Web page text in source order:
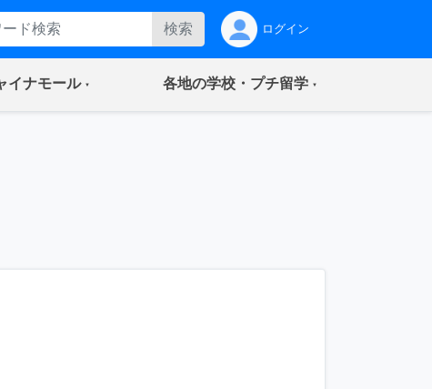
検索 ログイン
イナモール(current) 各地の学校・プチ留学(current)